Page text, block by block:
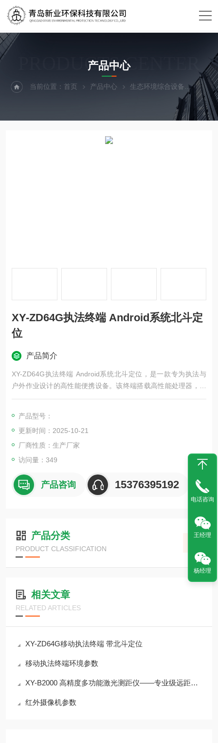
PRODUCTS CENTER
产品中心
当前位置：首页 产品中心 生态环境综合设备 移动
XY-ZD64G执法终端 Android系统北斗定
位
产品简介
XY-ZD64G执法终端 Android系统北斗定位，是一款专为执法与
户外作业设计的高性能便携设备。该终端搭载高性能处理器，配
备2GB运行内存与16GB存储空间，并支持通过Micro SD（TF）
可支持多种专业应用。
产品型号：
更新时间：2025-10-21
厂商性质：生产厂家
访问量：349
产品咨询 15376395192
产品分类
PRODUCT CLASSIFICATION
相关文章
RELATED ARTICLES
XY-ZD64G移动执法终端 带北斗定位
移动执法终端环境参数
XY-B2000 高精度多功能激光测距仪——专业级远距离测量设备
红外摄像机参数
电话咨询
王经理
杨经理